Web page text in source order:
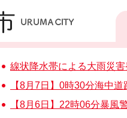
線状降水帯による大雨災
【8月7日】0時30分海中
【8月6日】22時06分暴風